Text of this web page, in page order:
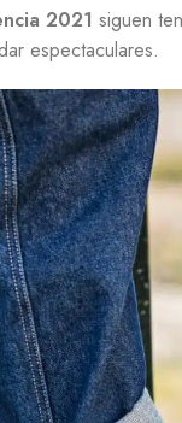
2021 siguen
espectaculares.